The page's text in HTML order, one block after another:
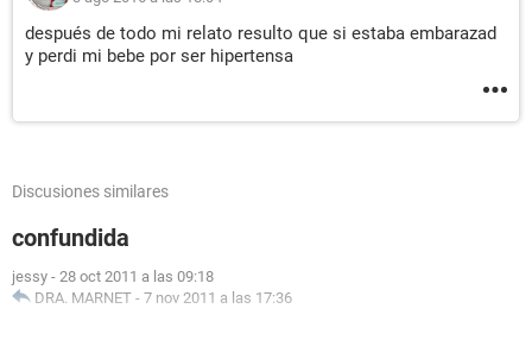
después de todo mi relato resulto que si estaba embarazad
y perdi mi bebe por ser hipertensa
Discusiones similares
confundida
jessy - 28 oct 2011 a las 09:18
DRA. MARNET - 7 nov 2011 a las 17:36